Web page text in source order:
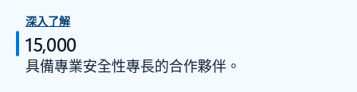
深入了解
15,000
具備專業安全性專長的合作夥伴。